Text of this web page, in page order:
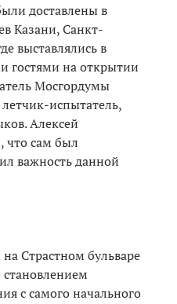
доставлены в
Казани, Санкт-
выставлялись в
гостями на открытии
Мосгордумы
испытатель,
Алексей
сам был
важность данной
Страстном бульваре
становлением
с самого начального